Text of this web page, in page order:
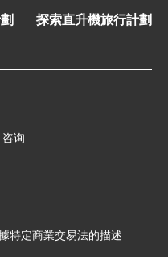
探索直升機旅行計劃
咨询
特定商業交易法的描述